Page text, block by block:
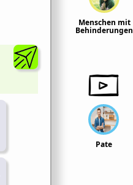
Menschen mit
Behinderungen
Pate